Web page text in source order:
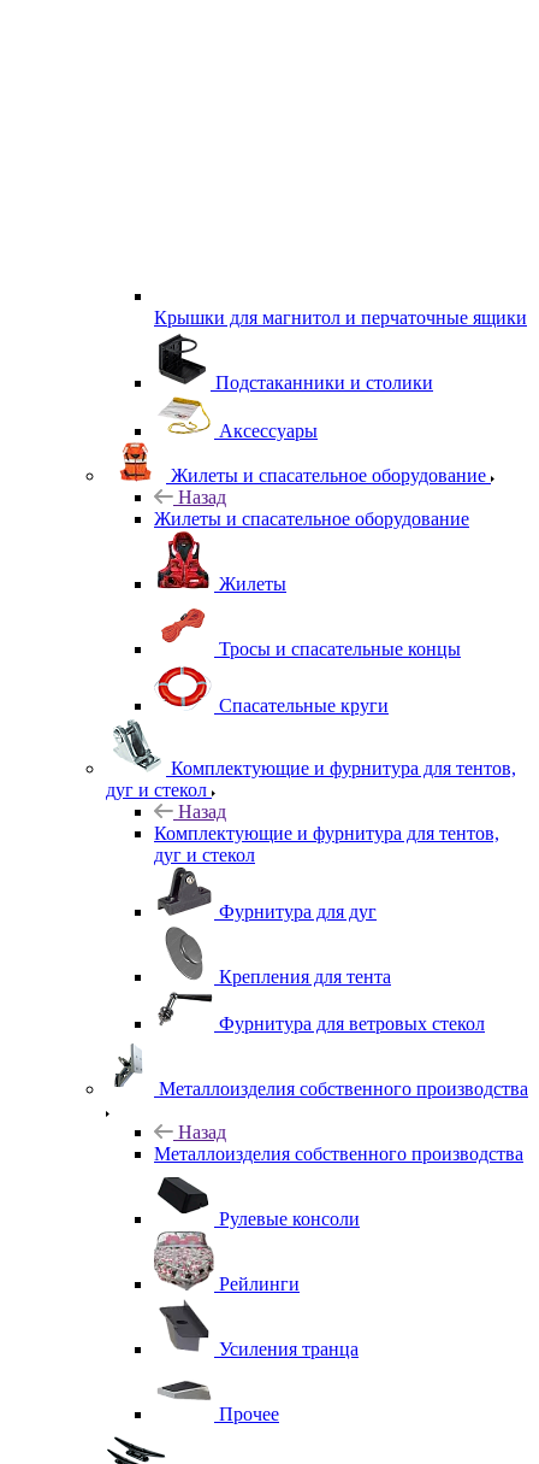
Крышки для магнитол и перчаточные ящики
Подстаканники и столики
Аксессуары
Жилеты и спасательное оборудование
Назад
Жилеты и спасательное оборудование
Жилеты
Тросы и спасательные концы
Спасательные круги
Комплектующие и фурнитура для тентов,
дуг и стекол
Назад
Комплектующие и фурнитура для тентов,
дуг и стекол
Фурнитура для дуг
Крепления для тента
Фурнитура для ветровых стекол
Металлоизделия собственного производства
Назад
Металлоизделия собственного производства
Рулевые консоли
Рейлинги
Усиления транца
Прочее